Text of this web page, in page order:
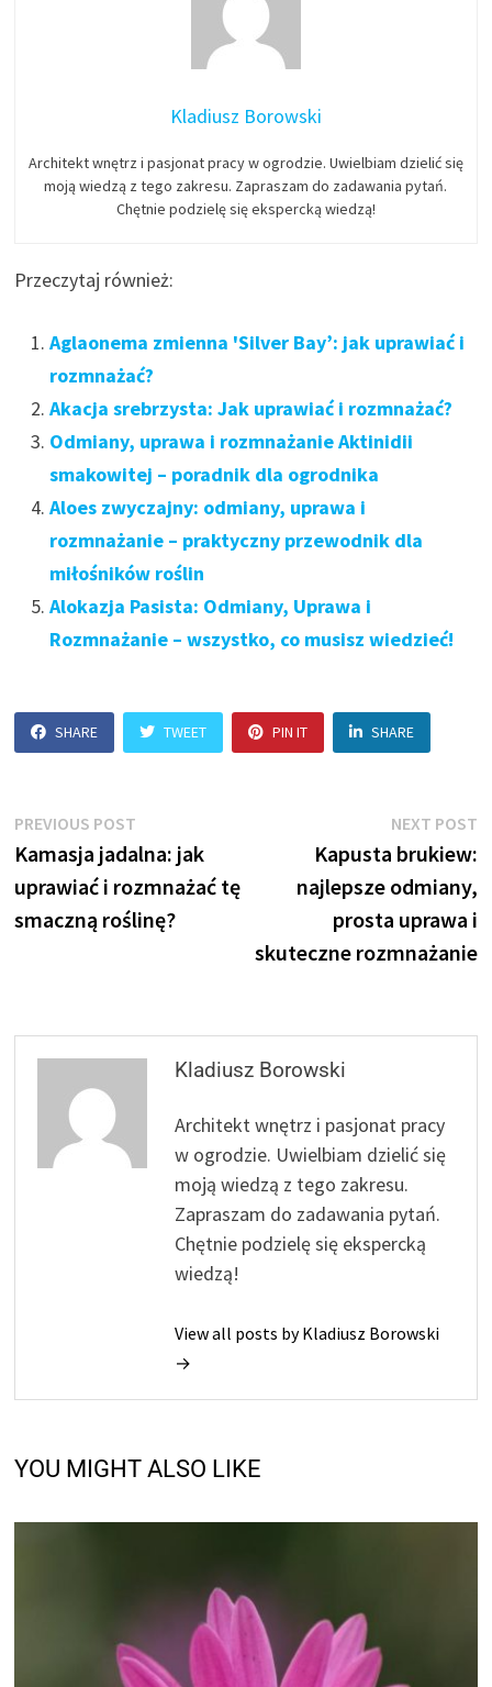
Kladiusz Borowski
Architekt wnętrz i pasjonat pracy w ogrodzie. Uwielbiam dzielić się
moją wiedzą z tego zakresu. Zapraszam do zadawania pytań.
Chętnie podzielę się ekspercką wiedzą!
Przeczytaj również:
Aglaonema zmienna 'Silver Bay’: jak uprawiać i
rozmnażać?
Akacja srebrzysta: Jak uprawiać i rozmnażać?
Odmiany, uprawa i rozmnażanie Aktinidii
smakowitej – poradnik dla ogrodnika
Aloes zwyczajny: odmiany, uprawa i
rozmnażanie – praktyczny przewodnik dla
miłośników roślin
Alokazja Pasista: Odmiany, Uprawa i
Rozmnażanie – wszystko, co musisz wiedzieć!
SHARE TWEET PIN IT SHARE
Nawigacja
wpisu
PREVIOUS POST
post:
Kamasja jadalna: jak
uprawiać i rozmnażać tę
smaczną roślinę?
NEXT POST
Kapusta brukiew:
najlepsze odmiany,
prosta uprawa i
skuteczne rozmnażanie
Kladiusz Borowski
Architekt wnętrz i pasjonat pracy
w ogrodzie. Uwielbiam dzielić się
moją wiedzą z tego zakresu.
Zapraszam do zadawania pytań.
Chętnie podzielę się ekspercką
wiedzą!
View all posts by Kladiusz Borowski
→
YOU MIGHT ALSO LIKE